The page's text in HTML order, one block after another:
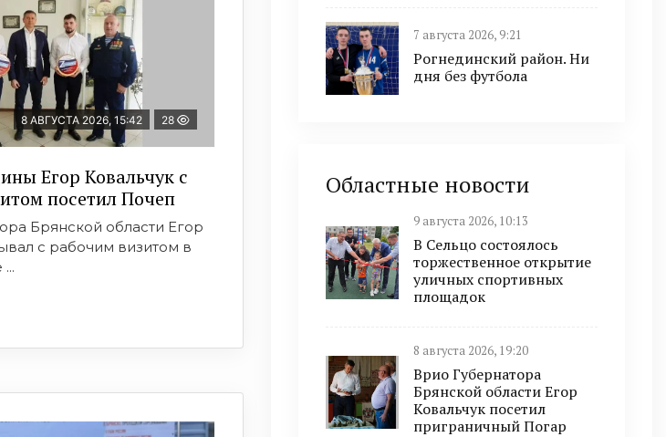
8 АВГУСТА 2026, 15:42 28
Егор Ковальчук с
посетил Почеп
Брянской области Егор
с рабочим визитом в
7 августа 2026, 9:21
Рогнединский район. Ни
дня без футбола
Областные новости
9 августа 2026, 10:13
В Сельцо состоялось
торжественное открытие
уличных спортивных
площадок
8 августа 2026, 19:20
Врио Губернатора
Брянской области Егор
Ковальчук посетил
приграничный Погар